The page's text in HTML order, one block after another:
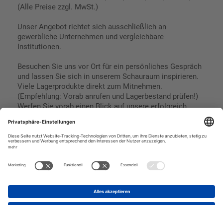
(Alle Preise zzgl. MwSt.)
Unser Angebot richtet sich ausschließlich an
gewerbliche Unternehmen und vergleichbare
Institutionen.
Besuchen Sie uns vor Ort für ein persönliches Gespräch
und lassen Sie sich in unserem Schauraum inspirieren.
Viele Lagerprodukte direkt zum Mitnehmen.
(Empfehlung: Vorab anrufen und Lagerbestand prüfen!)
Werfen Sie vorab einen Blick auf unsere erfolgreich
Impressum
Datenschutz
SEPA Lastschrift
Kreditkarte
Rechnungskauf